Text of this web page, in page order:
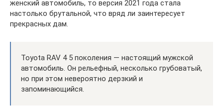
женский автомобиль, то версия 2021 года стала
настолько брутальной, что вряд ли заинтересует
прекрасных дам.
Toyota RAV 4 5 поколения — настоящий мужской
автомобиль. Он рельефный, несколько грубоватый,
но при этом невероятно дерзкий и
запоминающийся.